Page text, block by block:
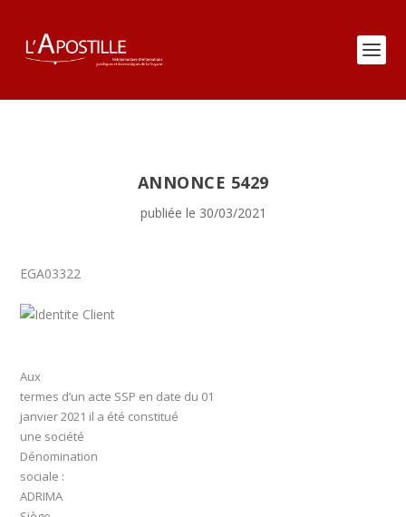
ANNONCE 5429
publiée le 30/03/2021
EGA03322
Aux
termes d’un acte SSP en date du 01
janvier 2021 il a été constitué
une société
Dénomination
sociale :
ADRIMA